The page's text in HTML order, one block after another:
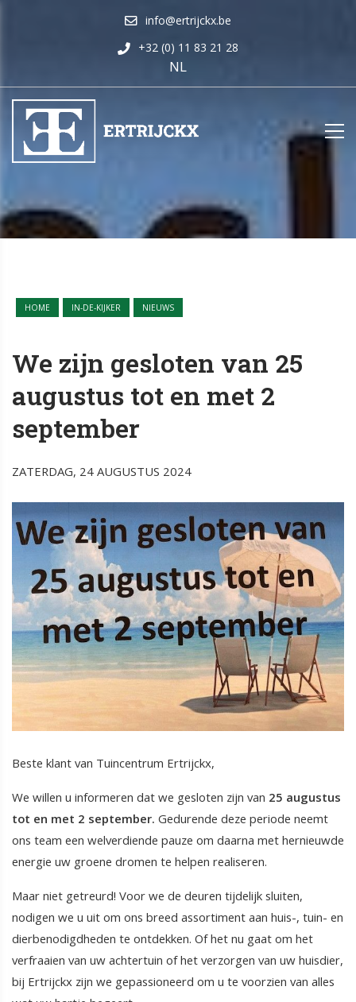
info@ertrijckx.be
+32 (0) 11 83 21 28
NL
HOME IN-DE-KIJKER NIEUWS
We zijn gesloten van 25
augustus tot en met 2
september
ZATERDAG, 24 AUGUSTUS 2024
Beste klant van Tuincentrum Ertrijckx,
We willen u informeren dat we gesloten zijn van 25 augustus
tot en met 2 september. Gedurende deze periode neemt
ons team een welverdiende pauze om daarna met hernieuwde
energie uw groene dromen te helpen realiseren.
Maar niet getreurd! Voor we de deuren tijdelijk sluiten,
nodigen we u uit om ons breed assortiment aan huis-, tuin- en
dierbenodigdheden te ontdekken. Of het nu gaat om het
verfraaien van uw achtertuin of het verzorgen van uw huisdier,
bij Ertrijckx zijn we gepassioneerd om u te voorzien van alles